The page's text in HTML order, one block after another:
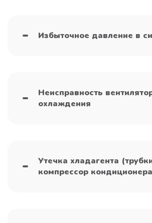
Избыточное давление в
Неисправность
охлаждения
Утечка хладагента
компрессор